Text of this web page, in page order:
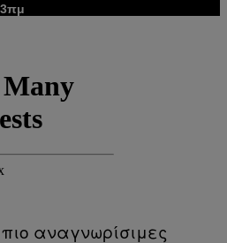
αναγνωρίσιμες